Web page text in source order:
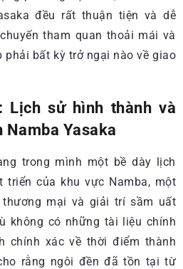
đều rất thuận tiện và dễ
tham quan thoải mái và
phải bất kỳ trở ngại nào về giao
Lịch sử hình thành và
Yasaka
trong mình một bề dày lịch
triển của khu vực Namba, một
mại và giải trí sầm uất
không có những tài liệu chính
chính xác về thời điểm thành
rằng ngôi đền đã tồn tại từ